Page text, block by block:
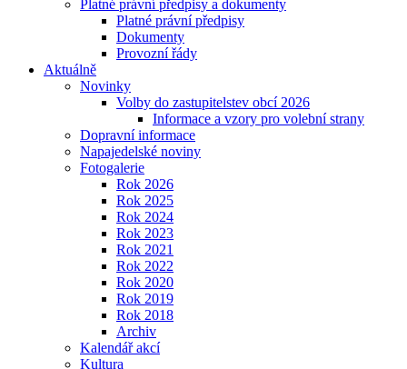
Platné právní předpisy a dokumenty
Platné právní předpisy
Dokumenty
Provozní řády
Aktuálně
Novinky
Volby do zastupitelstev obcí 2026
Informace a vzory pro volební strany
Dopravní informace
Napajedelské noviny
Fotogalerie
Rok 2026
Rok 2025
Rok 2024
Rok 2023
Rok 2021
Rok 2022
Rok 2020
Rok 2019
Rok 2018
Archiv
Kalendář akcí
Kultura